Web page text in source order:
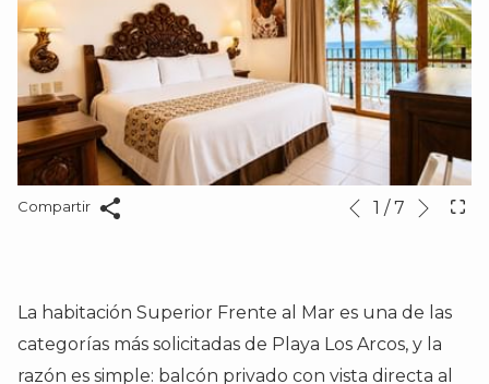
Compartir
Botones
presentación
Al
siguientes
Anterior
1 /7
La habitación Superior Frente al Mar es una de las
categorías más solicitadas de Playa Los Arcos, y la
razón es simple: balcón privado con vista directa al